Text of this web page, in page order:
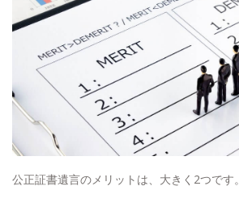
公正証書遺言のメリットは、大きく2つです。